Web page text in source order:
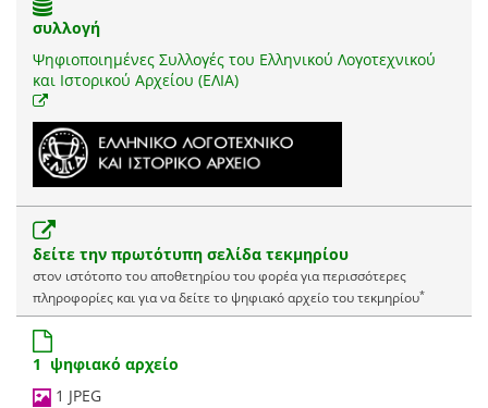
συλλογή
Ψηφιοποιημένες Συλλογές του Ελληνικού Λογοτεχνικού
και Ιστορικού Αρχείου (ΕΛΙΑ)
δείτε την πρωτότυπη σελίδα τεκμηρίου
στον ιστότοπο του αποθετηρίου του φορέα για περισσότερες
πληροφορίες και για να δείτε το ψηφιακό αρχείο του τεκμηρίου*
1 ψηφιακό αρχείο
1 JPEG